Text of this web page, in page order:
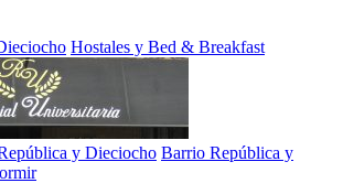
Hostales y Bed & Breakfast
y Dieciocho Barrio República y